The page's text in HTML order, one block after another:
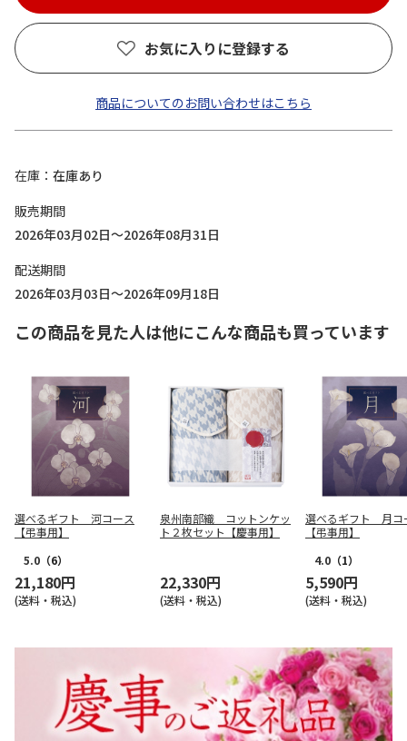
お気に入りに登録する
商品についてのお問い合わせはこちら
在庫
在庫あり
販売期間
2026年03月02日～2026年08月31日
配送期間
2026年03月03日～2026年09月18日
この商品を見た人は他にこんな商品も買っています
選べるギフト 河コース
【弔事用】
5.0 （6）
21,180円
(送料・税込)
泉州南部織 コットンケッ
ト２枚セット【慶事用】
22,330円
(送料・税込)
選べるギフト 月コ
【弔事用】
4.0 （1）
5,590円
(送料・税込)